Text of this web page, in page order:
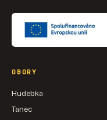
OBORY
Hudebka
Tanec